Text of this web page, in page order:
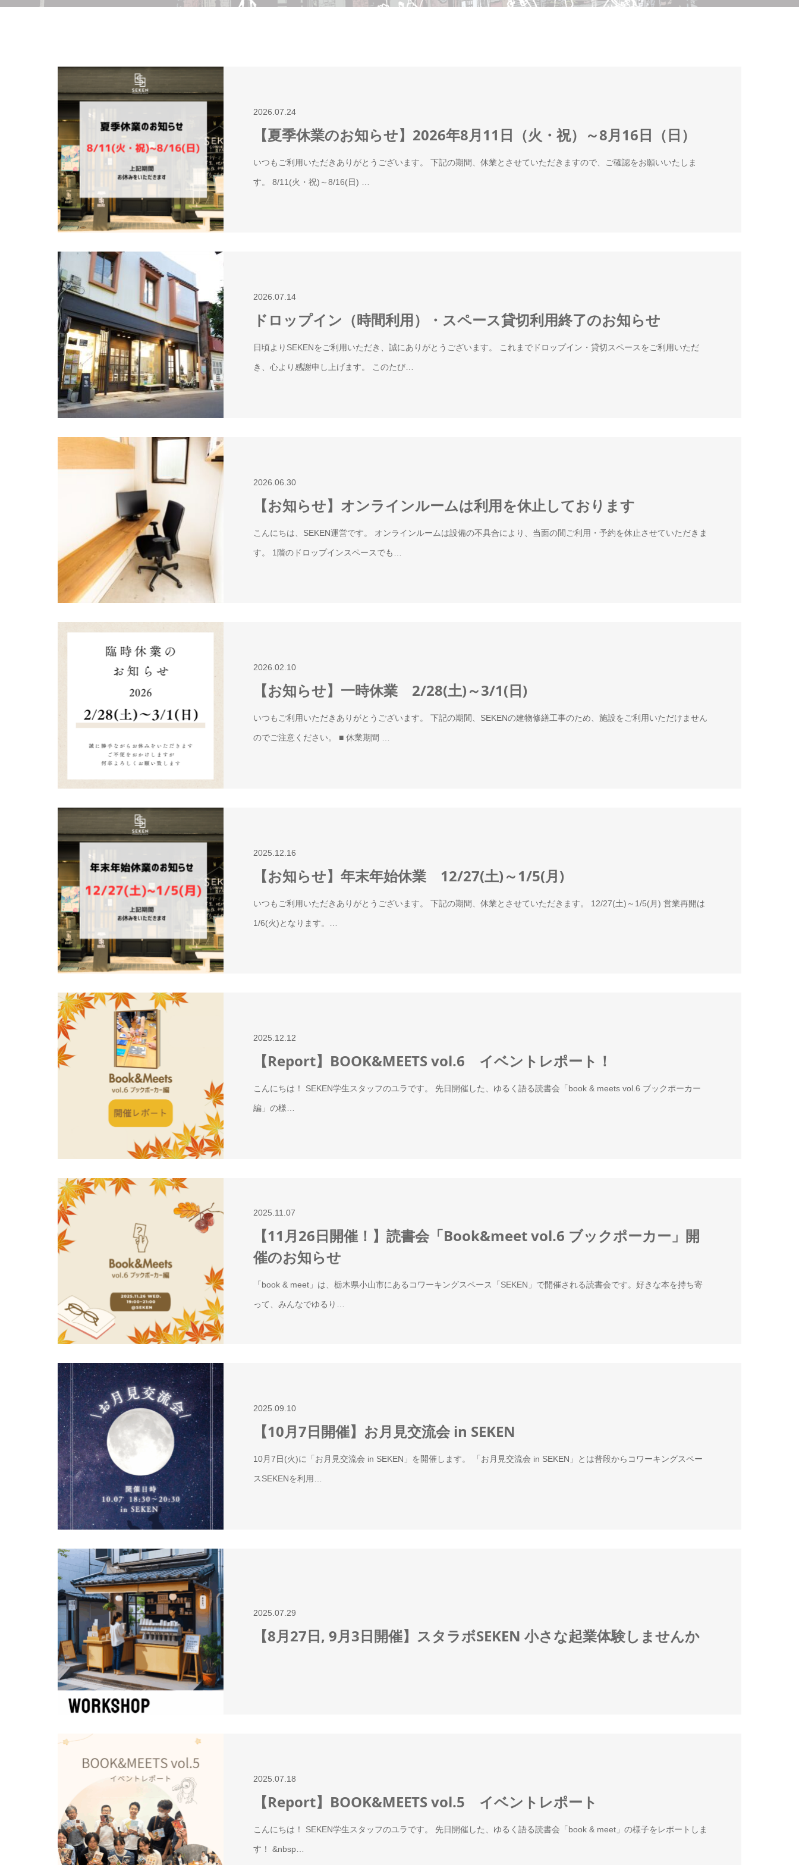
2026.07.24
【夏季休業のお知らせ】2026年8月11日（火・祝）～8月16日（日）
いつもご利用いただきありがとうございます。 下記の期間、休業とさせていただきますので、ご確認をお願いいたしま
す。 8/11(火・祝)～8/16(日) …
2026.07.14
ドロップイン（時間利用）・スペース貸切利用終了のお知らせ
日頃よりSEKENをご利用いただき、誠にありがとうございます。 これまでドロップイン・貸切スペースをご利用いただ
き、心より感謝申し上げます。 このたび…
2026.06.30
【お知らせ】オンラインルームは利用を休止しております
こんにちは、SEKEN運営です。 オンラインルームは設備の不具合により、当面の間ご利用・予約を休止させていただきま
す。 1階のドロップインスペースでも…
2026.02.10
【お知らせ】一時休業 2/28(土)～3/1(日)
いつもご利用いただきありがとうございます。 下記の期間、SEKENの建物修繕工事のため、施設をご利用いただけません
のでご注意ください。 ■ 休業期間 …
2025.12.16
【お知らせ】年末年始休業 12/27(土)～1/5(月)
いつもご利用いただきありがとうございます。 下記の期間、休業とさせていただきます。 12/27(土)～1/5(月) 営業再開は
1/6(火)となります。…
2025.12.12
【Report】BOOK&MEETS vol.6 イベントレポート！
こんにちは！ SEKEN学生スタッフのユラです。 先日開催した、ゆるく語る読書会「book & meets vol.6 ブックポーカー
編」の様…
2025.11.07
【11月26日開催！】読書会「Book&meet vol.6 ブックポーカー」開
催のお知らせ
「book & meet」は、栃木県小山市にあるコワーキングスペース「SEKEN」で開催される読書会です。好きな本を持ち寄
って、みんなでゆるり…
2025.09.10
【10月7日開催】お月見交流会 in SEKEN
10月7日(火)に「お月見交流会 in SEKEN」を開催します。 「お月見交流会 in SEKEN」とは普段からコワーキングスペー
スSEKENを利用…
2025.07.29
【8月27日, 9月3日開催】スタラボSEKEN 小さな起業体験しませんか
2025.07.18
【Report】BOOK&MEETS vol.5 イベントレポート
こんにちは！ SEKEN学生スタッフのユラです。 先日開催した、ゆるく語る読書会「book & meet」の様子をレポートしま
す！ &nbsp…